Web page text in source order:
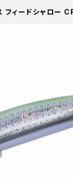
フィードシャロー